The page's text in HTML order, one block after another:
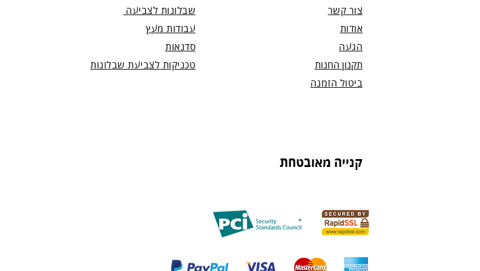
שבלונות לצביעה
עבודות מעץ
סדנאות
טכניקות לצביעת שבלונות
צור קשר
אודות
הגעה
תקנון החנות
ביטול הזמנה
קנייה מאובטחת